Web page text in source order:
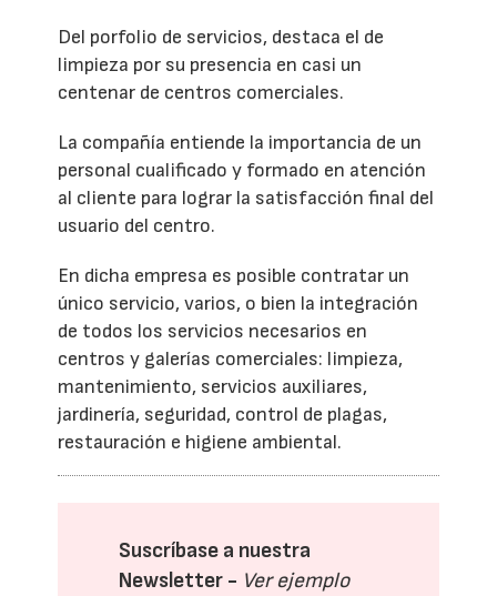
Del porfolio de servicios, destaca el de
limpieza por su presencia en casi un
centenar de centros comerciales.
La compañía entiende la importancia de un
personal cualificado y formado en atención
al cliente para lograr la satisfacción final del
usuario del centro.
En dicha empresa es posible contratar un
único servicio, varios, o bien la integración
de todos los servicios necesarios en
centros y galerías comerciales: limpieza,
mantenimiento, servicios auxiliares,
jardinería, seguridad, control de plagas,
restauración e higiene ambiental.
Suscríbase a nuestra
Newsletter - Ver ejemplo